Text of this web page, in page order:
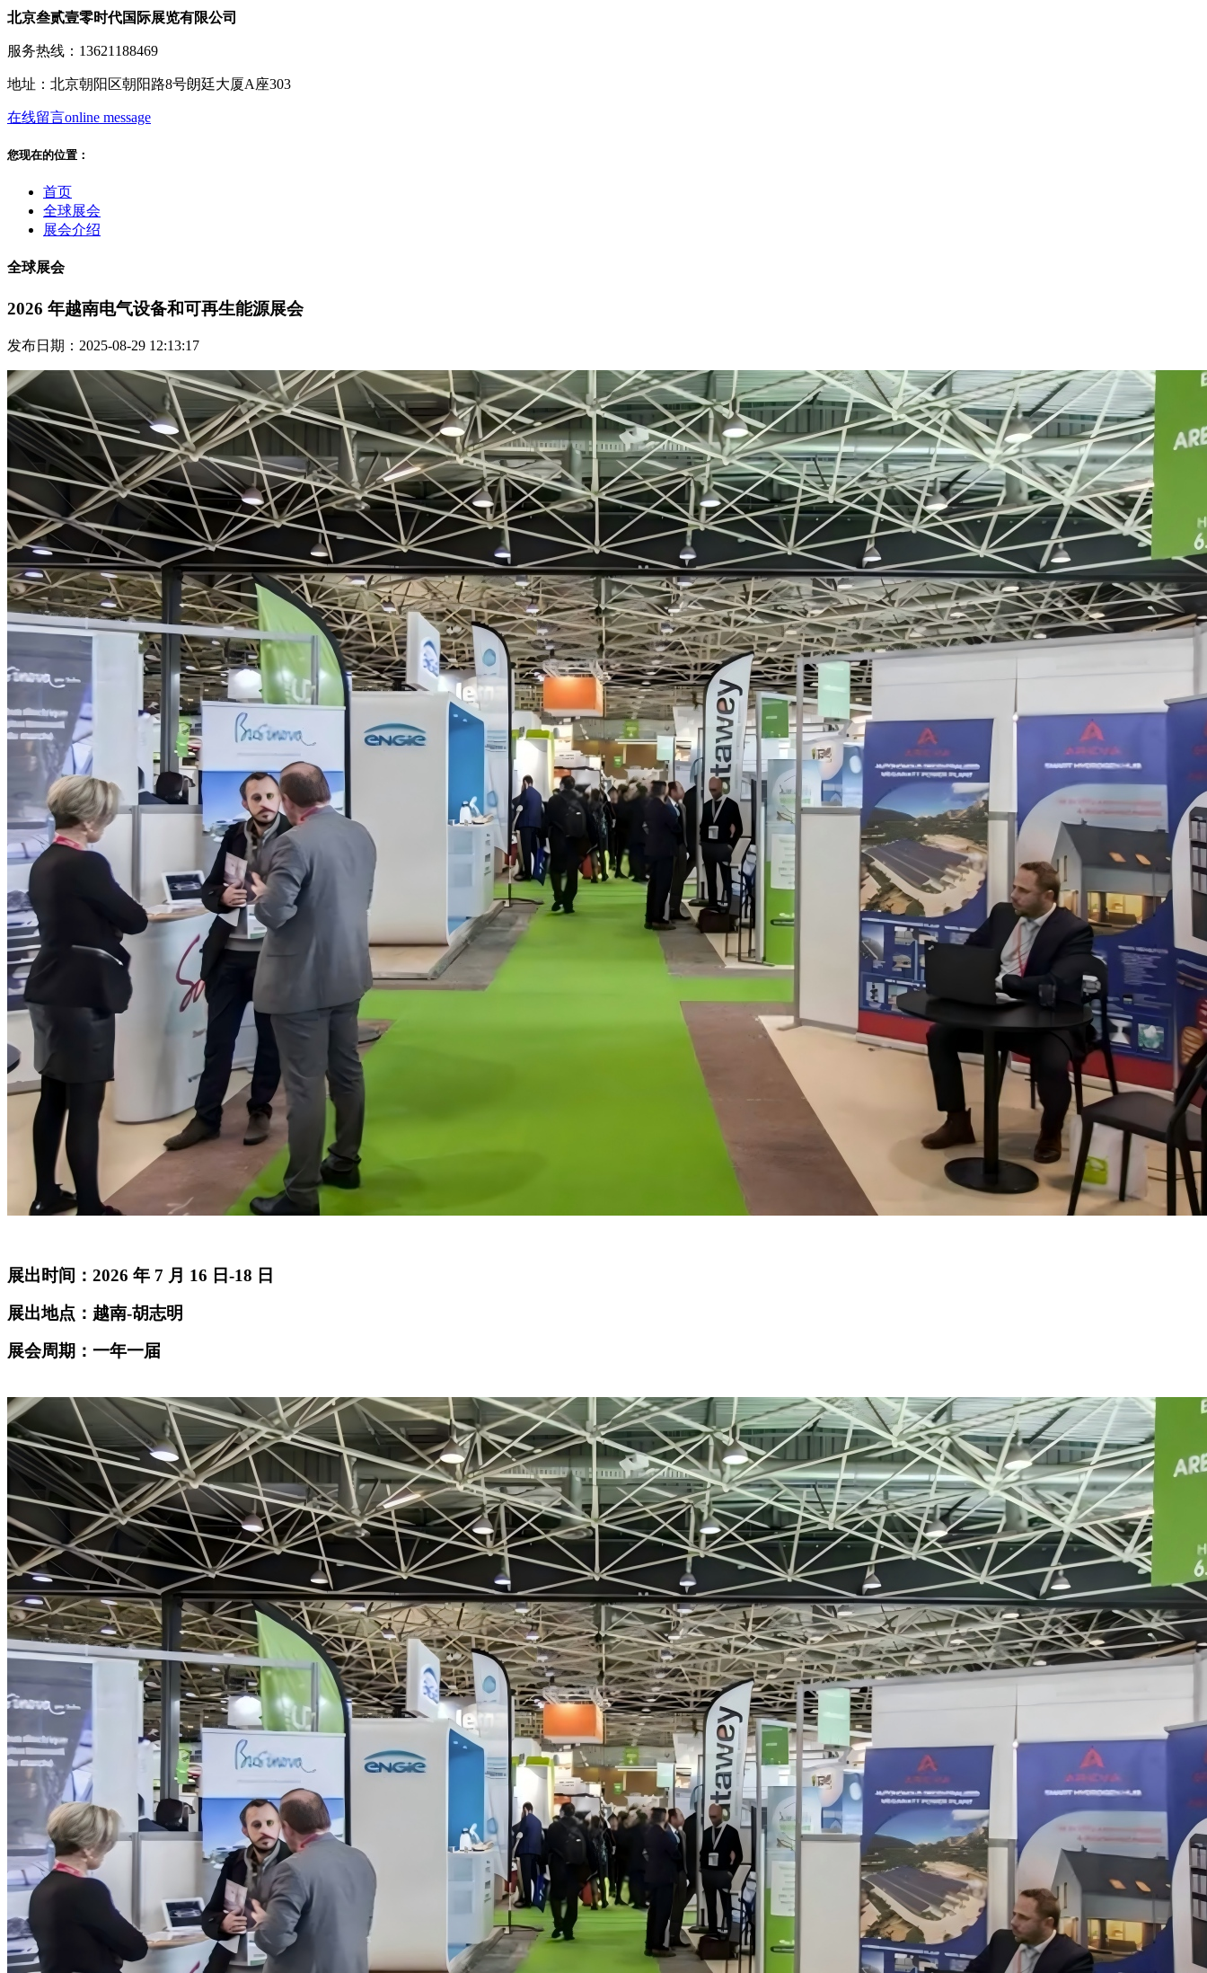
北京叁贰壹零时代国际展览有限公司
服务热线：13621188469
地址：北京朝阳区朝阳路8号朗廷大厦A座303
在线留言online message
您现在的位置：
首页
全球展会
展会介绍
全球展会
2026 年越南电气设备和可再生能源展会
发布日期：2025-08-29 12:13:17
展出时间：2026 年 7 月 16 日-18 日
展出地点：越南-胡志明
展会周期：一年一届